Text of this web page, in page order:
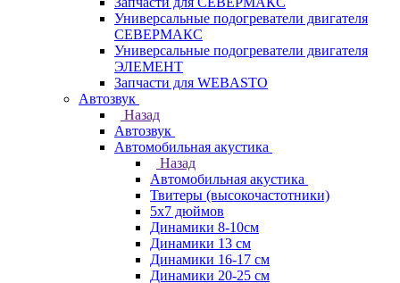
Универсальные подогреватели двигателя
СЕВЕРМАКС
Универсальные подогреватели двигателя
ЭЛЕМЕНТ
Запчасти для WEBASTO
Автозвук
Назад
Автозвук
Автомобильная акустика
Назад
Автомобильная акустика
Твитеры (высокочастотники)
5x7 дюймов
Динамики 8-10см
Динамики 13 см
Динамики 16-17 см
Динамики 20-25 см